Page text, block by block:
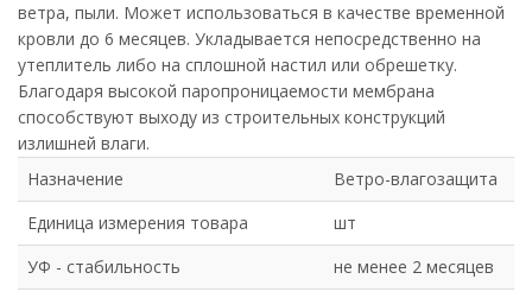
ветра, пыли. Может использоваться в качестве временной
кровли до 6 месяцев. Укладывается непосредственно на
утеплитель либо на сплошной настил или обрешетку.
Благодаря высокой паропроницаемости мембрана
способствуют выходу из строительных конструкций
излишней влаги.
Назначение
Ветро-влагозащита
Единица измерения товара
шт
УФ - стабильность
не менее 2 месяцев